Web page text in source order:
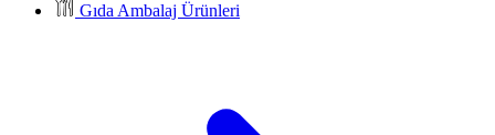
Gıda Ambalaj Ürünleri